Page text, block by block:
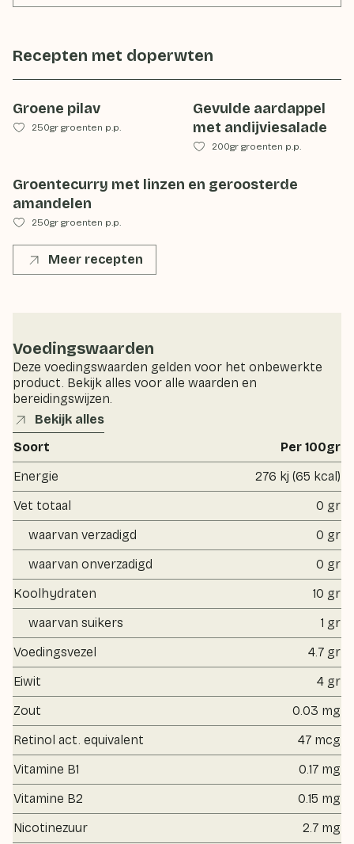
Recepten met doperwten
Groene pilav
250gr groenten p.p.
Gevulde aardappel
met andijviesalade
200gr groenten p.p.
Groentecurry met linzen en geroosterde
amandelen
250gr groenten p.p.
Meer recepten
Voedingswaarden
Deze voedingswaarden gelden voor het onbewerkte
product. Bekijk alles voor alle waarden en
bereidingswijzen.
Bekijk alles
Soort
Per 100gr
Energie
276 kj (65 kcal)
Vet totaal
0 gr
waarvan verzadigd
0 gr
waarvan onverzadigd
0 gr
Koolhydraten
10 gr
waarvan suikers
1 gr
Voedingsvezel
4.7 gr
Eiwit
4 gr
Zout
0.03 mg
Retinol act. equivalent
47 mcg
Vitamine B1
0.17 mg
Vitamine B2
0.15 mg
Nicotinezuur
2.7 mg